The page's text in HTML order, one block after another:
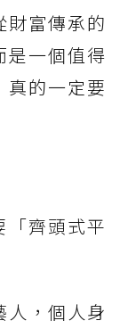
財富傳承的
是一個值得
真的一定要
「齊頭式平
人，個人身